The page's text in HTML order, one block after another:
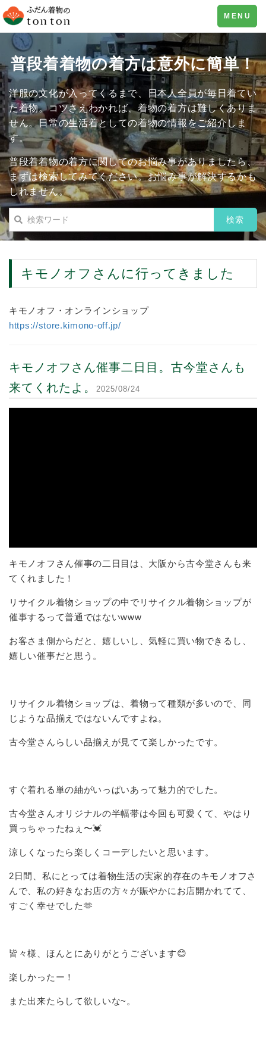
Toggle
navigation
MENU
普段着着物の着方は意外に簡単！
洋服の文化が入ってくるまで、日本人全員が毎日着てい
た着物。コツさえわかれば、着物の着方は難しくありま
せん。日常の生活着としての着物の情報をご紹介しま
す。
普段着着物の着方に関してのお悩み事がありましたら、
まずは検索してみてください。お悩み事が解決するかも
しれません。
キモノオフさんに行ってきました
キモノオフ・オンラインショップ
https://store.kimono-off.jp/
キモノオフさん催事二日目。古今堂さんも
来てくれたよ。
2025/08/24
キモノオフさん催事の二日目は、大阪から古今堂さんも来
てくれました！
リサイクル着物ショップの中でリサイクル着物ショップが
催事するって普通ではないwww
お客さま側からだと、嬉しいし、気軽に買い物できるし、
嬉しい催事だと思う。
リサイクル着物ショップは、着物って種類が多いので、同
じような品揃えではないんですよね。
古今堂さんらしい品揃えが見てて楽しかったです。
すぐ着れる単の紬がいっぱいあって魅力的でした。
古今堂さんオリジナルの半幅帯は今回も可愛くて、やはり
買っちゃったねぇ〜💓
涼しくなったら楽しくコーデしたいと思います。
2日間、私にとっては着物生活の実家的存在のキモノオフさ
んで、私の好きなお店の方々が賑やかにお店開かれてて、
すごく幸せでした🫶
皆々様、ほんとにありがとうございます😊
楽しかったー！
また出来たらして欲しいな~。